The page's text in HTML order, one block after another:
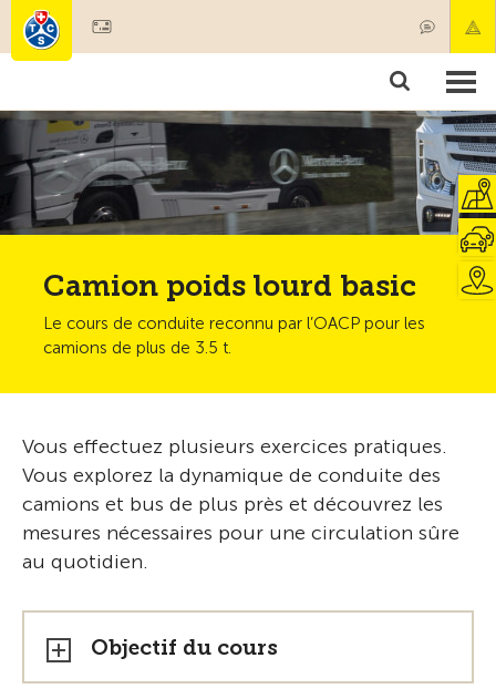
Produits & services
Camion poids lourd basic
Le cours de conduite reconnu par l’OACP pour les
camions de plus de 3.5 t.
Vous effectuez plusieurs exercices pratiques.
Vous explorez la dynamique de conduite des
camions et bus de plus près et découvrez les
mesures nécessaires pour une circulation sûre
au quotidien.
Objectif du cours